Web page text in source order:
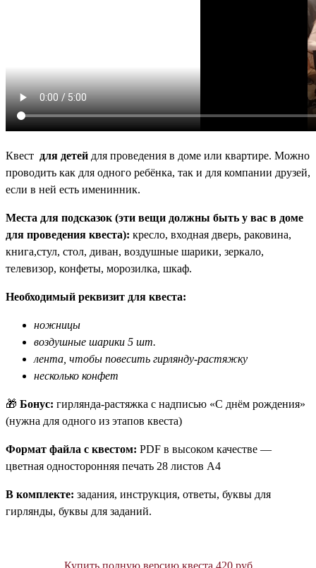
Квест для детей для проведения в доме или квартире. Можно
проводить как для одного ребёнка, так и для компании друзей,
если в ней есть именинник.
Места для подсказок (эти вещи должны быть у вас в доме
для проведения квеста): кресло, входная дверь, раковина,
книга,стул, стол, диван, воздушные шарики, зеркало,
телевизор, конфеты, морозилка, шкаф.
Необходимый реквизит для квеста:
ножницы
воздушные шарики 5 шт.
лента, чтобы повесить гирлянду-растяжку
несколько конфет
🎁 Бонус: гирлянда-растяжка с надписью «С днём рождения»
(нужна для одного из этапов квеста)
Формат файла с квестом: PDF в высоком качестве —
цветная односторонняя печать 28 листов А4
В комплекте: задания, инструкция, ответы, буквы для
гирлянды, буквы для заданий.